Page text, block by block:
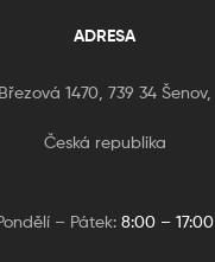
ADRESA
Březová 1470, 739 34 Šenov,
Česká republika
– Pátek: 8:00 – 17:00